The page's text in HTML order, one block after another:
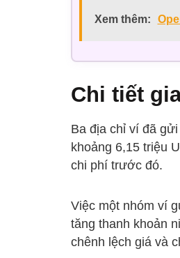
Xem thêm:
Chi tiết
Ba địa chỉ ví đã
khoảng 6,15 triệu
chi phí trước đó.
Việc một nhóm ví
tăng thanh khoản
chênh lệch giá và